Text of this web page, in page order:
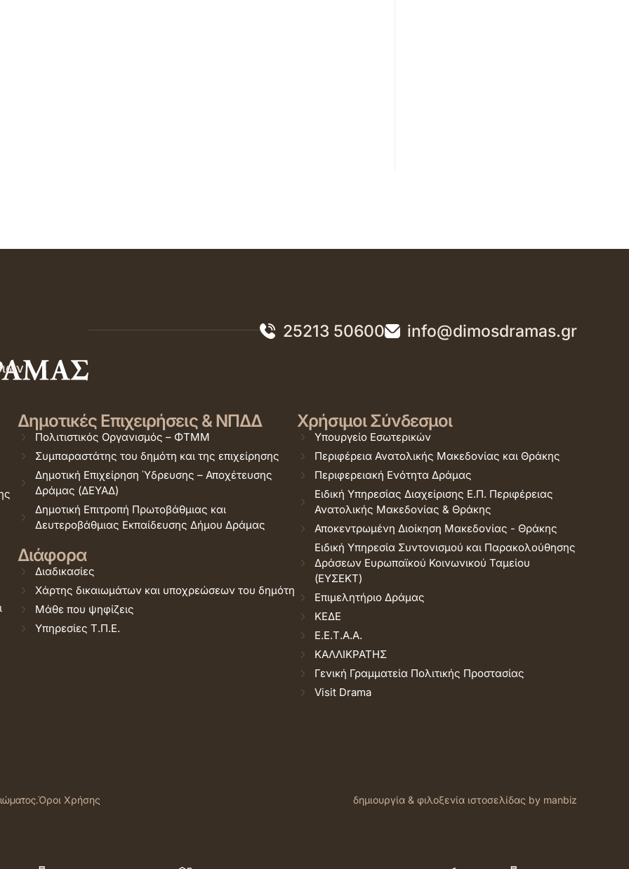
25213 50600 info@dimosdramas.gr
Δημοτικές Επιχειρήσεις & ΝΠΔΔ
Πολιτιστικός Οργανισμός – ΦΤΜΜ
Συμπαραστάτης του δημότη και της επιχείρησης
Δημοτική Επιχείρηση Ύδρευσης – Αποχέτευσης
Δράμας (ΔΕΥΑΔ)
Δημοτική Επιτροπή Πρωτοβάθμιας και
Δευτεροβάθμιας Εκπαίδευσης Δήμου Δράμας
Διάφορα
Διαδικασίες
Χάρτης δικαιωμάτων και υποχρεώσεων του δημότη
Μάθε που ψηφίζεις
Υπηρεσίες Τ.Π.Ε.
Χρήσιμοι Σύνδεσμοι
Υπουργείο Εσωτερικών
Περιφέρεια Ανατολικής Μακεδονίας και Θράκης
Περιφερειακή Ενότητα Δράμας
Ειδική Υπηρεσίας Διαχείρισης Ε.Π. Περιφέρειας
Ανατολικής Μακεδονίας & Θράκης
Αποκεντρωμένη Διοίκηση Μακεδονίας - Θράκης
Ειδική Υπηρεσία Συντονισμού και Παρακολούθησης
Δράσεων Ευρωπαϊκού Κοινωνικού Ταμείου
(ΕΥΣΕΚΤ)
Επιμελητήριο Δράμας
ΚΕΔΕ
Ε.Ε.Τ.Α.Α.
ΚΑΛΛΙΚΡΑΤΗΣ
Γενική Γραμματεία Πολιτικής Προστασίας
Visit Drama
Όροι Χρήσης δημιουργία & φιλοξενία ιστοσελίδας by manbiz